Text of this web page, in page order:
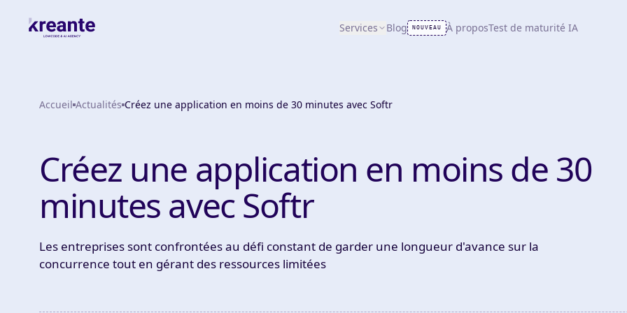
Services Blog NOUVEAU À proposTest de maturité IA
Accueil Actualités Créez une application en moins de 30 minutes avec Softr
Créez une application en moins de 30
minutes avec Softr
Les entreprises sont confrontées au défi constant de garder une longueur d'avance sur la
concurrence tout en gérant des ressources limitées